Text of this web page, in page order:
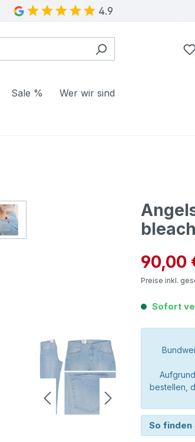
4.9
Sale % Wer wir sind
90,00
Preise inkl.
Sofort
bestellen,
So finden